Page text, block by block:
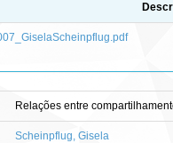
Relações entre
Scheinpflug, Gisela